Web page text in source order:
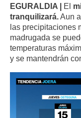
EGURALDIA | El
tranquilizará.Aun
las precipitaciones
madrugada se
temperaturas
y se mantendrán